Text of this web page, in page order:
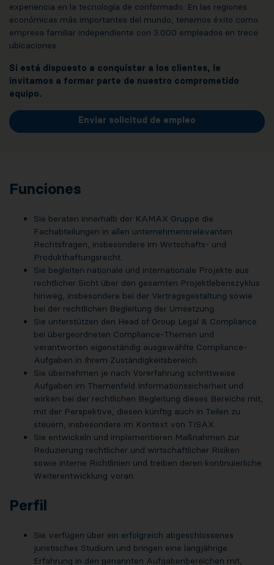
experiencia en la tecnología de conformado. En las regiones
económicas más importantes del mundo, tenemos éxito como
empresa familiar independiente con 3.000 empleados en trece
ubicaciones.
Si está dispuesto a conquistar a los clientes, le
invitamos a formar parte de nuestro comprometido
equipo.
Enviar solicitud de empleo
Funciones
Sie beraten innerhalb der KAMAX Gruppe die
Fachabteilungen in allen unternehmensrelevanten
Rechtsfragen, insbesondere im Wirtschafts- und
Produkthaftungsrecht.
Sie begleiten nationale und internationale Projekte aus
rechtlicher Sicht über den gesamten Projektlebenszyklus
hinweg, insbesondere bei der Vertragsgestaltung sowie
bei der rechtlichen Begleitung der Umsetzung.
Sie unterstützen den Head of Group Legal & Compliance
bei übergeordneten Compliance-Themen und
verantworten eigenständig ausgewählte Compliance-
Aufgaben in Ihrem Zuständigkeitsbereich.
Sie übernehmen je nach Vorerfahrung schrittweise
Aufgaben im Themenfeld Informationssicherheit und
wirken bei der rechtlichen Begleitung dieses Bereichs mit,
mit der Perspektive, diesen künftig auch in Teilen zu
steuern, insbesondere im Kontext von TISAX.
Sie entwickeln und implementieren Maßnahmen zur
Reduzierung rechtlicher und wirtschaftlicher Risiken
sowie interne Richtlinien und treiben deren kontinuierliche
Weiterentwicklung voran.
Perfil
Sie verfügen über ein erfolgreich abgeschlossenes
juristisches Studium und bringen eine langjährige
Erfahrung in den genannten Aufgabenbereichen mit,